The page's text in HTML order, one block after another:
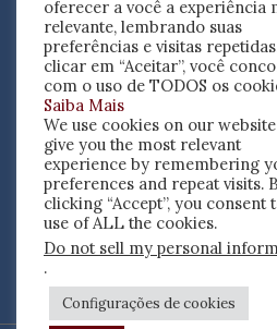
FONTES E ACERVO
As resenhas, dossiês e
periódicos acadêmicos e sites
você tem interesse em
periódico, escreva para nós
Conheça omodocomo
índicesdisponibilizados neste
ISSN 2764-0302
oferecer a você a experiência
relevante, lembrando suas
preferências e visitas
clicar em “Aceitar”, você
com o uso de TODOS os
Saiba Mais
We use cookies on our
give you the most relevant
experience by remembering
preferences and repeat visits.
clicking “Accept”, you consent
use of ALL the cookies.
Do not sell my personal
.
Configurações de cookies